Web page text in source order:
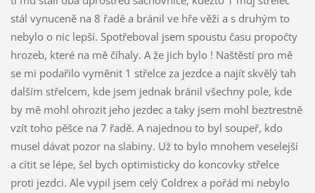
stál vynuceně na 8 řadě a bránil ve hře věži a s druhým to
nebylo o nic lepší. Spotřeboval jsem spoustu času propočty
hrozeb, které na mě číhaly. A že jich bylo ! Naštěstí pro mě
se mi podařilo vyměnit 1 střelce za jezdce a najít skvělý tah
dalším střelcem, kde jsem jednak bránil všechny pole, kde
by mě mohl ohrozit jeho jezdec a taky jsem mohl beztrestně
vzít toho pěšce na 7 řadě. A najednou to byl soupeř, kdo
musel dávat pozor na slabiny. Už to bylo mnohem veselejší
a cítit se lépe, šel bych optimisticky do koncovky střelce
proti jezdci. Ale vypil jsem celý Coldrex a pořád mi nebylo